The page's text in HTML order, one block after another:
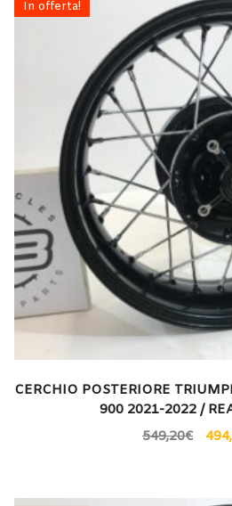
In offerta!
CERCHIO POSTERIORE
900 2021-2022 /
549,20€